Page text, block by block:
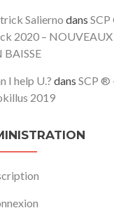
Salierno dans
2020 – NOUVEAUX
BAISSE
I help U.? dans SCP ®
2019